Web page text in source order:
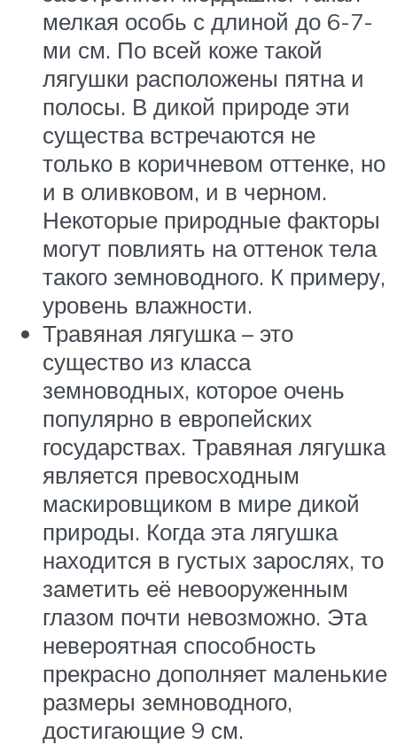
мелкая особь с длиной до 6-7-
ми см. По всей коже такой
лягушки расположены пятна и
полосы. В дикой природе эти
существа встречаются не
только в коричневом оттенке, но
и в оливковом, и в черном.
Некоторые природные факторы
могут повлиять на оттенок тела
такого земноводного. К примеру,
уровень влажности.
Травяная лягушка – это
существо из класса
земноводных, которое очень
популярно в европейских
государствах. Травяная лягушка
является превосходным
маскировщиком в мире дикой
природы. Когда эта лягушка
находится в густых зарослях, то
заметить её невооруженным
глазом почти невозможно. Эта
невероятная способность
прекрасно дополняет маленькие
размеры земноводного,
достигающие 9 см.